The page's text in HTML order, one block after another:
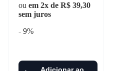
ou em 2x de R$ 39,30
sem juros
- 9%
Adicionar ao